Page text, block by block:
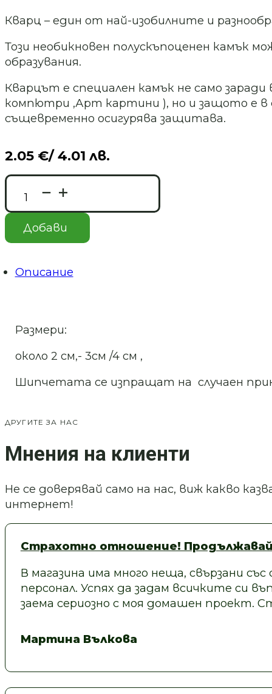
Кварц – един от най-изобилните и
Този необикновен полускъпоценен камък
образувания.
Кварцът е специален камък не само
компютри ,Арт картини ), но и защото е в
същевременно осигурява защитава.
2.05 €/ 4.01 лв.
количество
за
Полускъпоценен
камък-
Кварц-
ШИП
Добави
Описание
Размери:
около 2 см,- 3см /4 см ,
Шипчетата се изпращат на случаен
ДРУГИТЕ ЗА НАС
Мнения на клиенти
Не се доверявай само на нас, виж какво
интернет!
Страхотно отношение!
В магазина има много неща, свързани
персонал. Успях да задам всичките си
заема сериозно с моя домашен
Мартина Вълкова